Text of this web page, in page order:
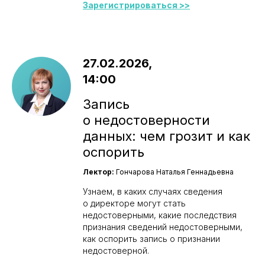
Зарегистрироваться >>
27.02.2026,
14:00
Запись
о недостоверности
данных: чем грозит и как
оспорить
Лектор: Гончарова Наталья Геннадьевна
Узнаем, в каких случаях сведения
о директоре могут стать
недостоверными, какие последствия
признания сведений недостоверными,
как оспорить запись о признании
недостоверной.